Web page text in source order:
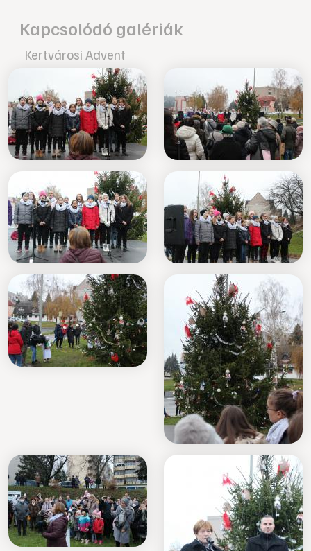
Kapcsolódó galériák
Kertvárosi Advent